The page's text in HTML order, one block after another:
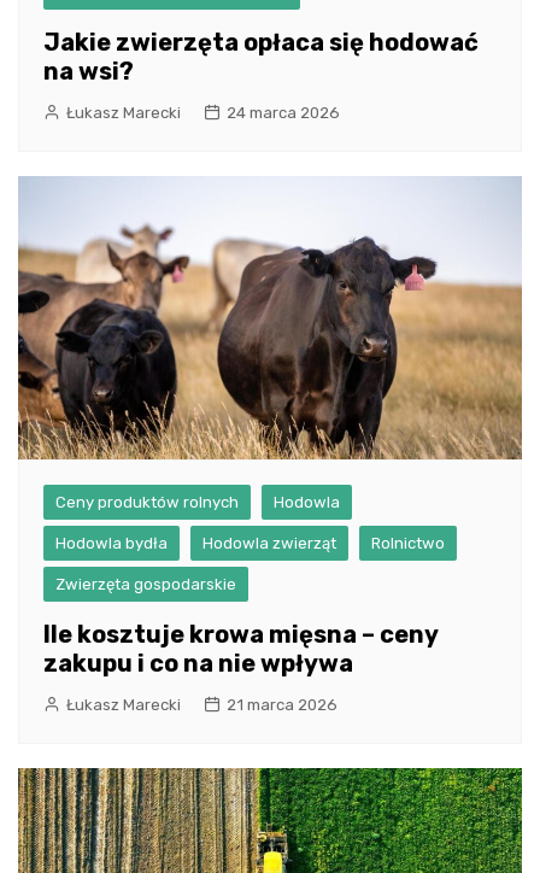
Jakie zwierzęta opłaca się hodować
na wsi?
Łukasz Marecki 24 marca 2026
Ceny produktów rolnych Hodowla
Hodowla bydła Hodowla zwierząt Rolnictwo
Zwierzęta gospodarskie
Ile kosztuje krowa mięsna – ceny
zakupu i co na nie wpływa
Łukasz Marecki 21 marca 2026